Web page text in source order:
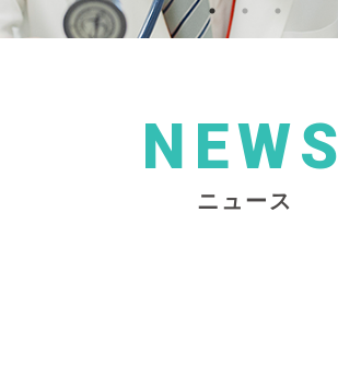
NEWS
ニュース